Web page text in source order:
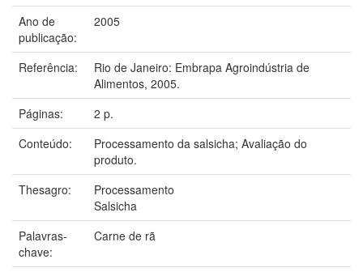
Ano de
publicação:
2005
Referência:
Rio de Janeiro: Embrapa Agroindústria de
Alimentos, 2005.
Páginas:
2 p.
Conteúdo:
Processamento da salsicha; Avaliação do
produto.
Thesagro:
Processamento
Salsicha
Palavras-
chave:
Carne de rã